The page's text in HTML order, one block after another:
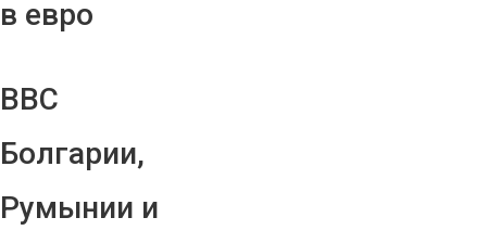
в евро
ВВС
Болгарии,
Румынии и